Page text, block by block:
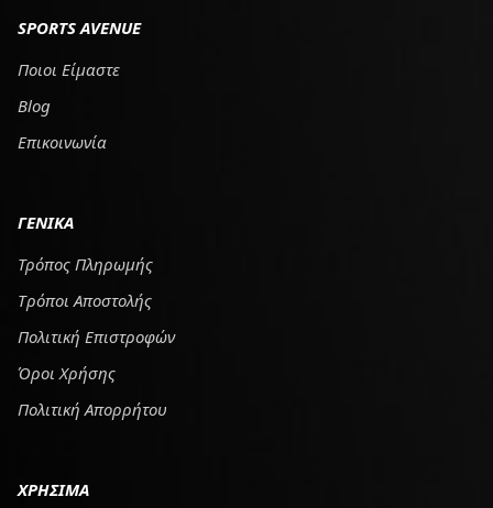
SPORTS AVENUE
Ποιοι Είμαστε
Blog
Επικοινωνία
ΓΕΝΙΚΑ
Τρόπος Πληρωμής
Tρόποι Αποστολής
Πολιτική Επιστροφών
Όροι Χρήσης
Πολιτική Απορρήτου
ΧΡΗΣΙΜΑ